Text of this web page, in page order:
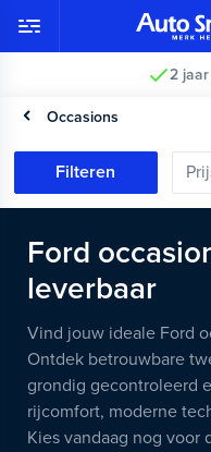
2
Occasions
Filteren
Ford
leverbaar
Vind jouw ideale Ford
Ontdek betrouwbare
grondig gecontroleerd
rijcomfort, moderne
Kies vandaag nog